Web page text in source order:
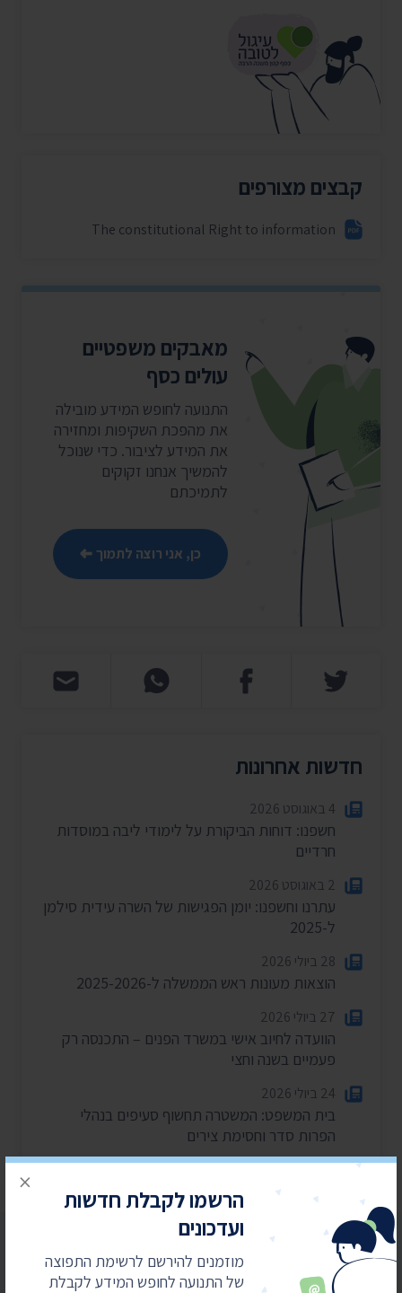
הרשמו לקבלת חדשות
ועדכונים
מוזמנים להירשם לרשימת התפוצה
של התנועה לחופש המידע לקבלת
×
קבצים מצורפים
The constitutional Right to information
מאבקים משפטיים
עולים כסף
התנועה לחופש המידע מובילה
את מהפכת השקיפות ומחזירה
את המידע לציבור. כדי שנוכל
להמשיך אנחנו זקוקים
לתמיכתם
כן, אני רוצה לתמוך
חדשות אחרונות
4 באוגוסט 2026
חשפנו: דוחות הביקורת על לימודי ליבה במוסדות
חרדיים
2 באוגוסט 2026
עתרנו וחשפנו: יומן הפגישות של השרה עידית סילמן
ל-2025
28 ביולי 2026
הוצאות מעונות ראש הממשלה ל-2025-2026
27 ביולי 2026
הוועדה לחיוב אישי במשרד הפנים – התכנסה רק
פעמיים בשנה וחצי
24 ביולי 2026
בית המשפט: המשטרה תחשוף סעיפים בנהלי
הפרות סדר וחסימת צירים